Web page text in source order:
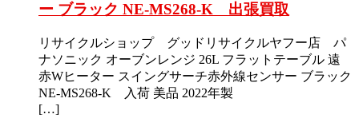
ー ブラック NE-MS268-K 出張買取
リサイクルショップ グッドリサイクルヤフー店 パ
ナソニック オーブンレンジ 26L フラットテーブル 遠
赤Wヒーター スイングサーチ赤外線センサー ブラック
NE-MS268-K 入荷 美品 2022年製
[…]